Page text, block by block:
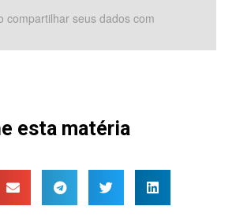
compartilhar seus dados com
esta matéria